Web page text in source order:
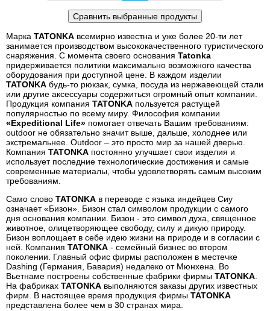
Марка TATONKA всемирно известна и уже более 20-ти лет
занимается производством высококачественного туристического
снаряжения. С момента своего основания Tatonka
придерживается политики максимально возможного качества
оборудования при доступной цене. В каждом изделии
TATONKA будь-то рюкзак, сумка, посуда из нержавеющей стали
или другие аксессуары содержиться огромный опыт компании.
Продукция компания TATONKA пользуется растущей
популярностью по всему миру. Философия компании
«Expeditional Life» помогает отвечать Вашим требованиям:
outdoor не обязательно значит выше, дальше, холоднее или
экстремальнее. Outdoor – это просто мир за нашей дверью.
Компания TATONKA постоянно улучшает свои изделия и
использует последние технологические достижения и самые
современные материалы, чтобы удовлетворять самым высоким
требованиям.
Само слово TATONKA в переводе с языка индейцев Сиу
означает «Бизон». Бизон стал символом продукции с самого
дня основания компании. Бизон - это символ духа, священное
животное, олицетворяющее свободу, силу и дикую природу.
Бизон воплощает в себе идею жизни на природе и в согласии с
ней. Компания TATONKA - семейный бизнес во втором
поколении. Главный офис фирмы расположен в местечке
Dashing (Германия, Бавария) недалеко от Мюнхена. Во
Вьетнаме построены собственные фабрики фирмы TATONKA.
На фабриках TATONKA выполняются заказы других известных
фирм. В настоящее время продукция фирмы TATONKA
представлена более чем в 30 странах мира.